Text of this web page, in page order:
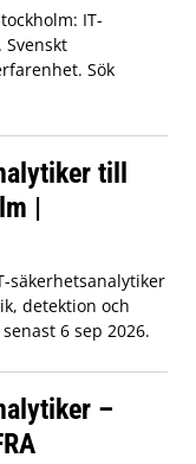
IT-
Sök
till
|
säkerhetsanalytiker
detektion och
6 sep 2026.
–